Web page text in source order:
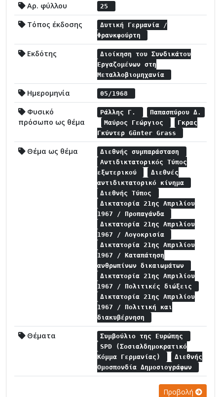
Αρ. φύλλου 25
Τόπος έκδοσης
Δυτική Γερμανία /
Φρανκφούρτη
Εκδότης
Διοίκηση του Συνδικάτου
Εργαζομένων στη
Μεταλλοβιομηχανία
Ημερομηνία 05/1968
Φυσικό
πρόσωπο ως θέμα
Ράλλης Γ.
Παπασπύρου Δ.
Μαύρος Γεώργιος
Γκρας
Γκύντερ Günter Grass
Θέμα ως θέμα
Διεθνής συμπαράσταση
Αντιδικτατορικός Τύπος
εξωτερικού
Διεθνές
αντιδικτατορικό κίνημα
Διεθνής Τύπος
Δικτατορία 21ης Απριλίου
1967 / Προπαγάνδα
Δικτατορία 21ης Απριλίου
1967 / Λογοκρισία
Δικτατορία 21ης Απριλίου
1967 / Καταπάτηση
ανθρωπίνων δικαιωμάτων
Δικτατορία 21ης Απριλίου
1967 / Πολιτικές διώξεις
Δικτατορία 21ης Απριλίου
1967 / Πολιτική και
διακυβέρνηση
Θέματα
Συμβούλιο της Ευρώπης
SPD (Σοσιαλδημοκρατικό
Κόμμα Γερμανίας)
Διεθνής
Ομοσπονδία Δημοσιογράφων
Προβολή